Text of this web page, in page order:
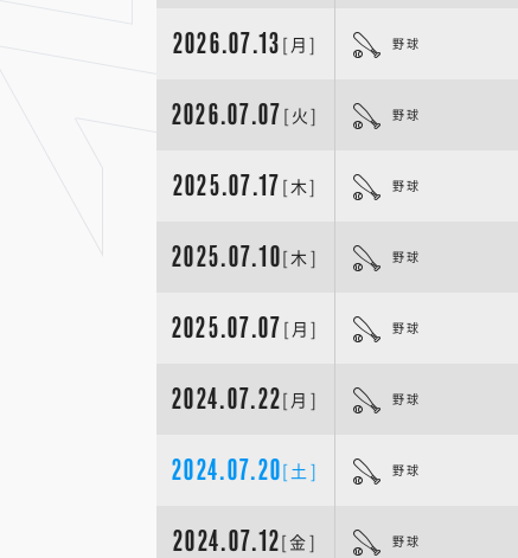
2026.07.13 [月] 野球
2026.07.07 [火] 野球
2025.07.17 [木] 野球
2025.07.10[木] 野球
2025.07.07 [月] 野球
2024.07.22[月] 野球
2024.07.20[土] 野球
2024.07.12[金] 野球